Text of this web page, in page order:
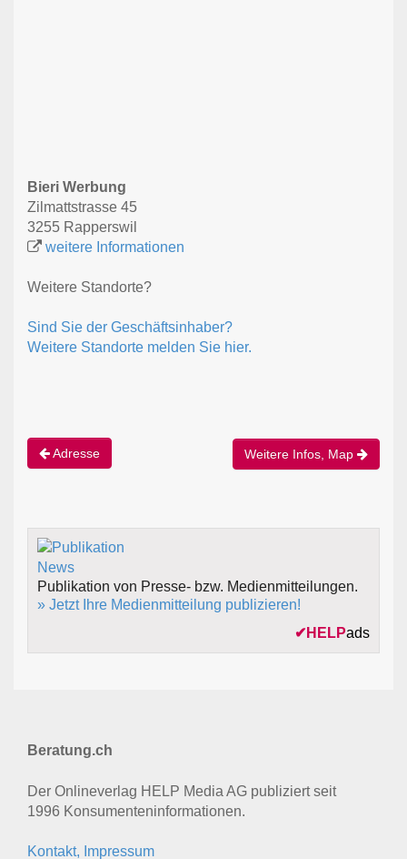
Bieri Werbung
Zilmattstrasse 45
3255 Rapperswil
weitere Informationen
Weitere Standorte?
Sind Sie der Geschäftsinhaber?
Weitere Standorte melden Sie hier.
Adresse Weitere Infos, Map
Publikation von Presse- bzw. Medienmitteilungen.
» Jetzt Ihre Medienmitteilung publizieren!
✔ HELPads
Beratung.ch
Der Onlineverlag HELP Media AG publiziert seit
1996 Konsumenten­informationen.
Kontakt, Impressum